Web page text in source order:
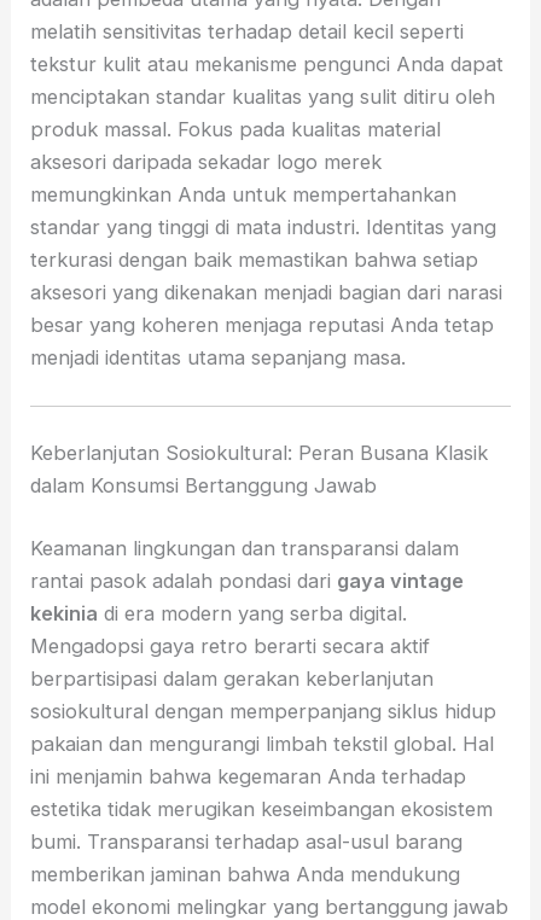
melatih sensitivitas terhadap detail kecil seperti
tekstur kulit atau mekanisme pengunci Anda dapat
menciptakan standar kualitas yang sulit ditiru oleh
produk massal. Fokus pada kualitas material
aksesori daripada sekadar logo merek
memungkinkan Anda untuk mempertahankan
standar yang tinggi di mata industri. Identitas yang
terkurasi dengan baik memastikan bahwa setiap
aksesori yang dikenakan menjadi bagian dari narasi
besar yang koheren menjaga reputasi Anda tetap
menjadi identitas utama sepanjang masa.
Keberlanjutan Sosiokultural: Peran Busana Klasik
dalam Konsumsi Bertanggung Jawab
Keamanan lingkungan dan transparansi dalam
rantai pasok adalah pondasi dari gaya vintage
kekinia di era modern yang serba digital.
Mengadopsi gaya retro berarti secara aktif
berpartisipasi dalam gerakan keberlanjutan
sosiokultural dengan memperpanjang siklus hidup
pakaian dan mengurangi limbah tekstil global. Hal
ini menjamin bahwa kegemaran Anda terhadap
estetika tidak merugikan keseimbangan ekosistem
bumi. Transparansi terhadap asal-usul barang
memberikan jaminan bahwa Anda mendukung
model ekonomi melingkar yang bertanggung jawab